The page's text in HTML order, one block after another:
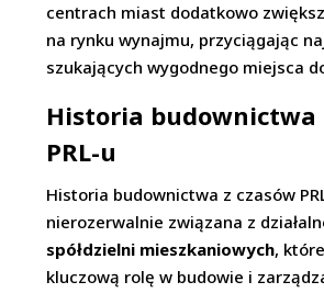
centrach miast dodatkowo
na rynku wynajmu, przyciągając
szukających wygodnego miejsca
Historia budownictwa
PRL-u
Historia budownictwa z czasów
nierozerwalnie związana z
spółdzielni mieszkaniowych,
kluczową rolę w budowie i